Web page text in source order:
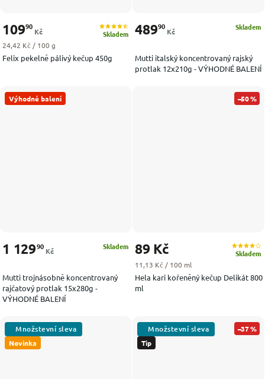
Felix pekelně pálivý kečup 450g
Skladem
10990
Kč
Měrná cena:
24,42 Kč / 100 g
Mutti italský koncentrovaný rajský
protlak 12x210g - VÝHODNÉ BALENÍ
Skladem
48990
Kč
Výhodné balení
Mutti trojnásobně koncentrovaný
rajčatový protlak 15x280g -
VÝHODNÉ BALENÍ
Skladem
1 12990
Kč
–50 %
Hela kari kořeněný kečup Delikát 800
ml
Skladem
89 Kč
Měrná cena:
11,13 Kč / 100 ml
Novinka Tip
–37 %